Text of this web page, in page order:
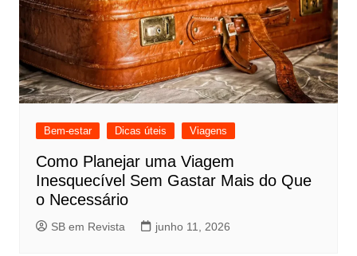
Bem-estar Dicas úteis Viagens
Como Planejar uma Viagem
Inesquecível Sem Gastar Mais do Que
o Necessário
SB em Revista junho 11, 2026